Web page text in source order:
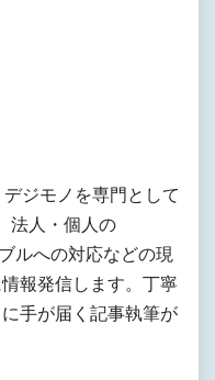
ジモノを専門として
法人・個人の
ルへの対応などの現
報発信します。丁寧
手が届く記事執筆が